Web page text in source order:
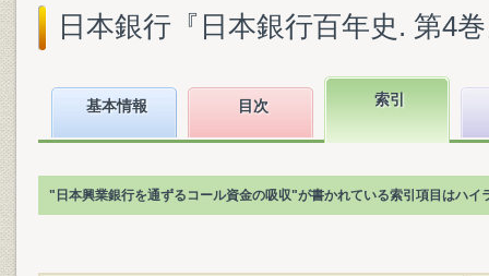
日本銀行『日本銀行百年史. 第4
基本情報 目次 索引
"日本興業銀行を通ずるコール資金の吸収"が書かれている索引項目はハイ